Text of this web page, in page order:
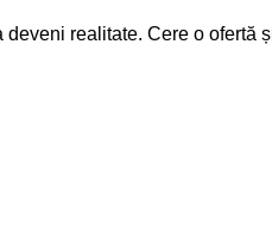
realitate. Cere o ofertă